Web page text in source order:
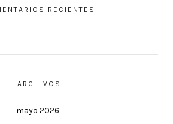
RECIENTES
ARCHIVOS
mayo 2026